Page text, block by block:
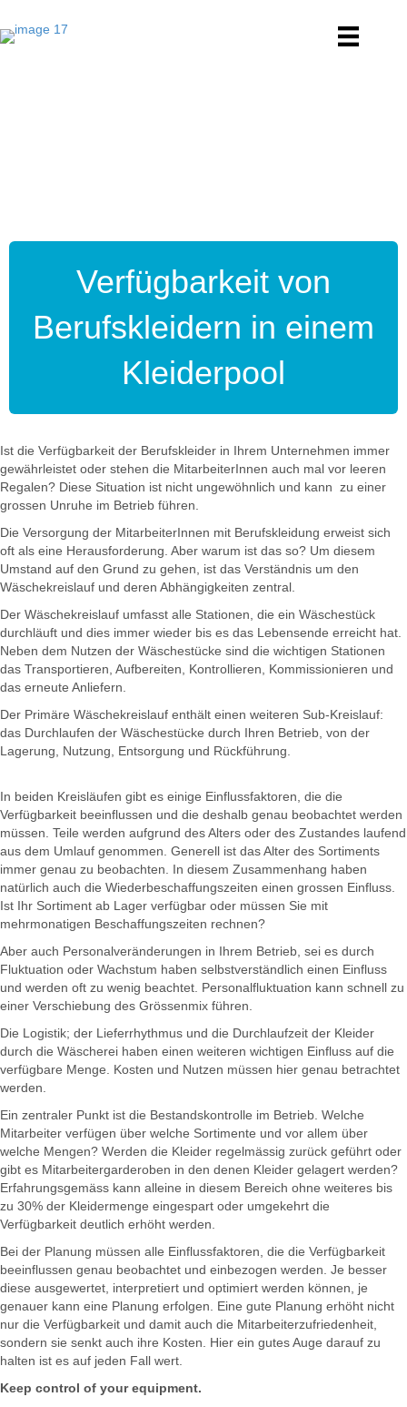
Verfügbarkeit von
Berufskleidern in einem
Kleiderpool
Ist die Verfügbarkeit der Berufskleider in Ihrem Unternehmen immer
gewährleistet oder stehen die MitarbeiterInnen auch mal vor leeren
Regalen? Diese Situation ist nicht ungewöhnlich und kann zu einer
grossen Unruhe im Betrieb führen.
Die Versorgung der MitarbeiterInnen mit Berufskleidung erweist sich
oft als eine Herausforderung. Aber warum ist das so? Um diesem
Umstand auf den Grund zu gehen, ist das Verständnis um den
Wäschekreislauf und deren Abhängigkeiten zentral.
Der Wäschekreislauf umfasst alle Stationen, die ein Wäschestück
durchläuft und dies immer wieder bis es das Lebensende erreicht hat.
Neben dem Nutzen der Wäschestücke sind die wichtigen Stationen
das Transportieren, Aufbereiten, Kontrollieren, Kommissionieren und
das erneute Anliefern.
Der Primäre Wäschekreislauf enthält einen weiteren Sub-Kreislauf:
das Durchlaufen der Wäschestücke durch Ihren Betrieb, von der
Lagerung, Nutzung, Entsorgung und Rückführung.
In beiden Kreisläufen gibt es einige Einflussfaktoren, die die
Verfügbarkeit beeinflussen und die deshalb genau beobachtet werden
müssen. Teile werden aufgrund des Alters oder des Zustandes laufend
aus dem Umlauf genommen. Generell ist das Alter des Sortiments
immer genau zu beobachten. In diesem Zusammenhang haben
natürlich auch die Wiederbeschaffungszeiten einen grossen Einfluss.
Ist Ihr Sortiment ab Lager verfügbar oder müssen Sie mit
mehrmonatigen Beschaffungszeiten rechnen?
Aber auch Personalveränderungen in Ihrem Betrieb, sei es durch
Fluktuation oder Wachstum haben selbstverständlich einen Einfluss
und werden oft zu wenig beachtet. Personalfluktuation kann schnell zu
einer Verschiebung des Grössenmix führen.
Die Logistik; der Lieferrhythmus und die Durchlaufzeit der Kleider
durch die Wäscherei haben einen weiteren wichtigen Einfluss auf die
verfügbare Menge. Kosten und Nutzen müssen hier genau betrachtet
werden.
Ein zentraler Punkt ist die Bestandskontrolle im Betrieb. Welche
Mitarbeiter verfügen über welche Sortimente und vor allem über
welche Mengen? Werden die Kleider regelmässig zurück geführt oder
gibt es Mitarbeitergarderoben in den denen Kleider gelagert werden?
Erfahrungsgemäss kann alleine in diesem Bereich ohne weiteres bis
zu 30% der Kleidermenge eingespart oder umgekehrt die
Verfügbarkeit deutlich erhöht werden.
Bei der Planung müssen alle Einflussfaktoren, die die Verfügbarkeit
beeinflussen genau beobachtet und einbezogen werden. Je besser
diese ausgewertet, interpretiert und optimiert werden können, je
genauer kann eine Planung erfolgen. Eine gute Planung erhöht nicht
nur die Verfügbarkeit und damit auch die Mitarbeiterzufriedenheit,
sondern sie senkt auch ihre Kosten. Hier ein gutes Auge darauf zu
halten ist es auf jeden Fall wert.
Keep control of your equipment.